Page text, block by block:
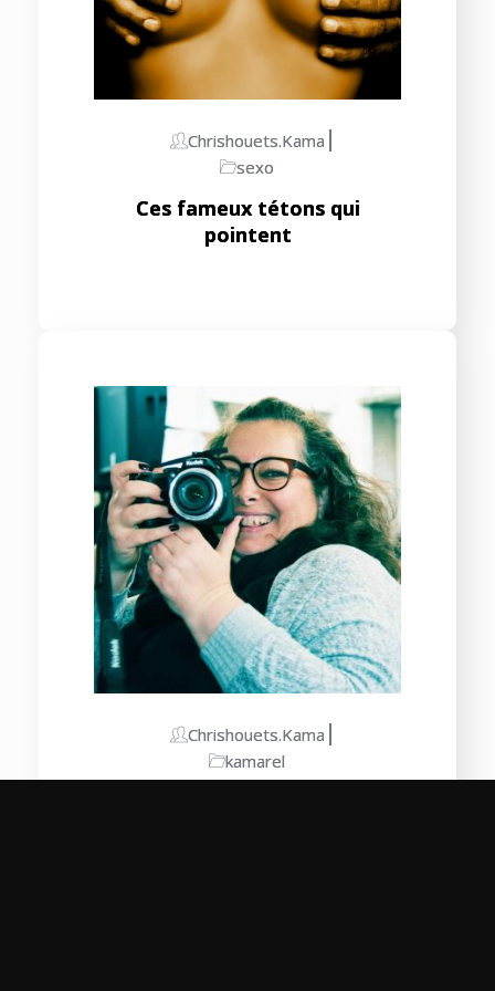
Chrishouets.kama
sexo
Ces fameux tétons qui
pointent
Chrishouets.kama
kamarel